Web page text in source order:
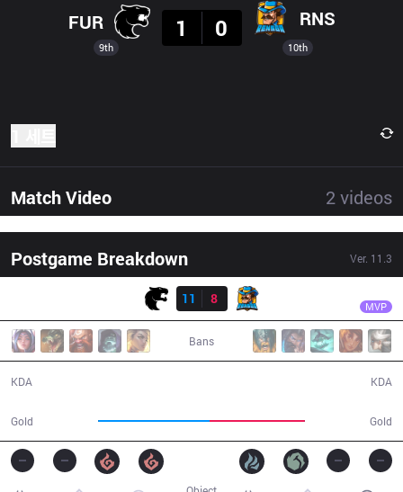
9th
FUR
1
0 RNS
10th
Match Video 2 videos
Postgame Breakdown Ver. 11.3
11
8 MVP
Bans
KDA
Gold Gold
KDA